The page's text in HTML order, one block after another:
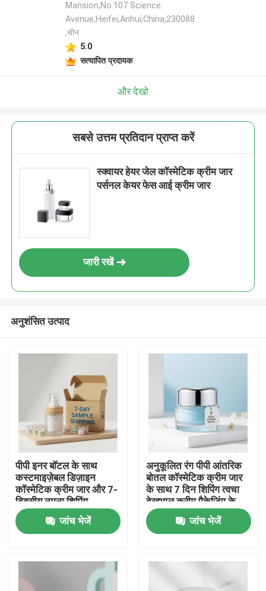
Mansion,No.107 Science
Avenue,Heifei,Anhui,China,230088
,चीन
5.0
सत्यापित प्रदायक
और देखो
सबसे उत्तम प्रतिदान प्राप्त करें
स्क्वायर हेयर जेल कॉस्मेटिक क्रीम जार
पर्सनल केयर फेस आई क्रीम जार
जारी रखें
अनुशंसित उत्पाद
पीपी इनर बॉटल के साथ
कस्टमाइज़ेबल डिज़ाइन
कॉस्मेटिक क्रीम जार और 7-
दिवसीय नमूना शिपिंग
जांच भेजें
अनुकूलित रंग पीपी आंतरिक
बोतल कॉस्मेटिक क्रीम जार
के साथ 7 दिन शिपिंग त्वचा
देखभाल क्रीम पैकेजिंग के
लिए नमूना
जांच भेजें